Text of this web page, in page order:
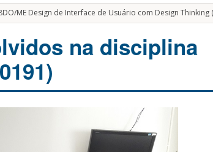
ME Design de Interface de Usuário com Design Thinking
na disciplina